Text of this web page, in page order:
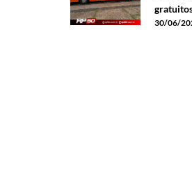
30/06/